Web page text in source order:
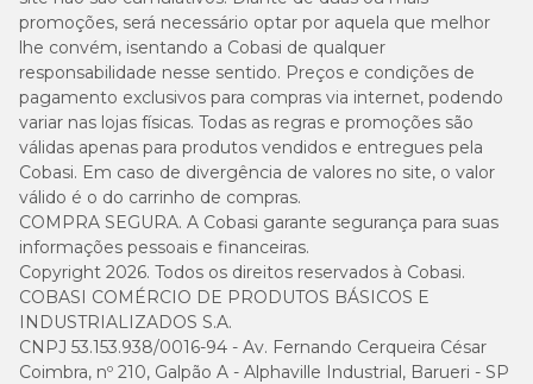
promoções, será necessário optar por aquela que melhor
lhe convém, isentando a Cobasi de qualquer
responsabilidade nesse sentido. Preços e condições de
pagamento exclusivos para compras via internet, podendo
variar nas lojas físicas. Todas as regras e promoções são
válidas apenas para produtos vendidos e entregues pela
Cobasi. Em caso de divergência de valores no site, o valor
válido é o do carrinho de compras.
COMPRA SEGURA. A Cobasi garante segurança para suas
informações pessoais e financeiras.
Copyright 2026. Todos os direitos reservados à Cobasi.
COBASI COMÉRCIO DE PRODUTOS BÁSICOS E
INDUSTRIALIZADOS S.A.
CNPJ 53.153.938/0016-94 - Av. Fernando Cerqueira César
Coimbra, nº 210, Galpão A - Alphaville Industrial, Barueri - SP